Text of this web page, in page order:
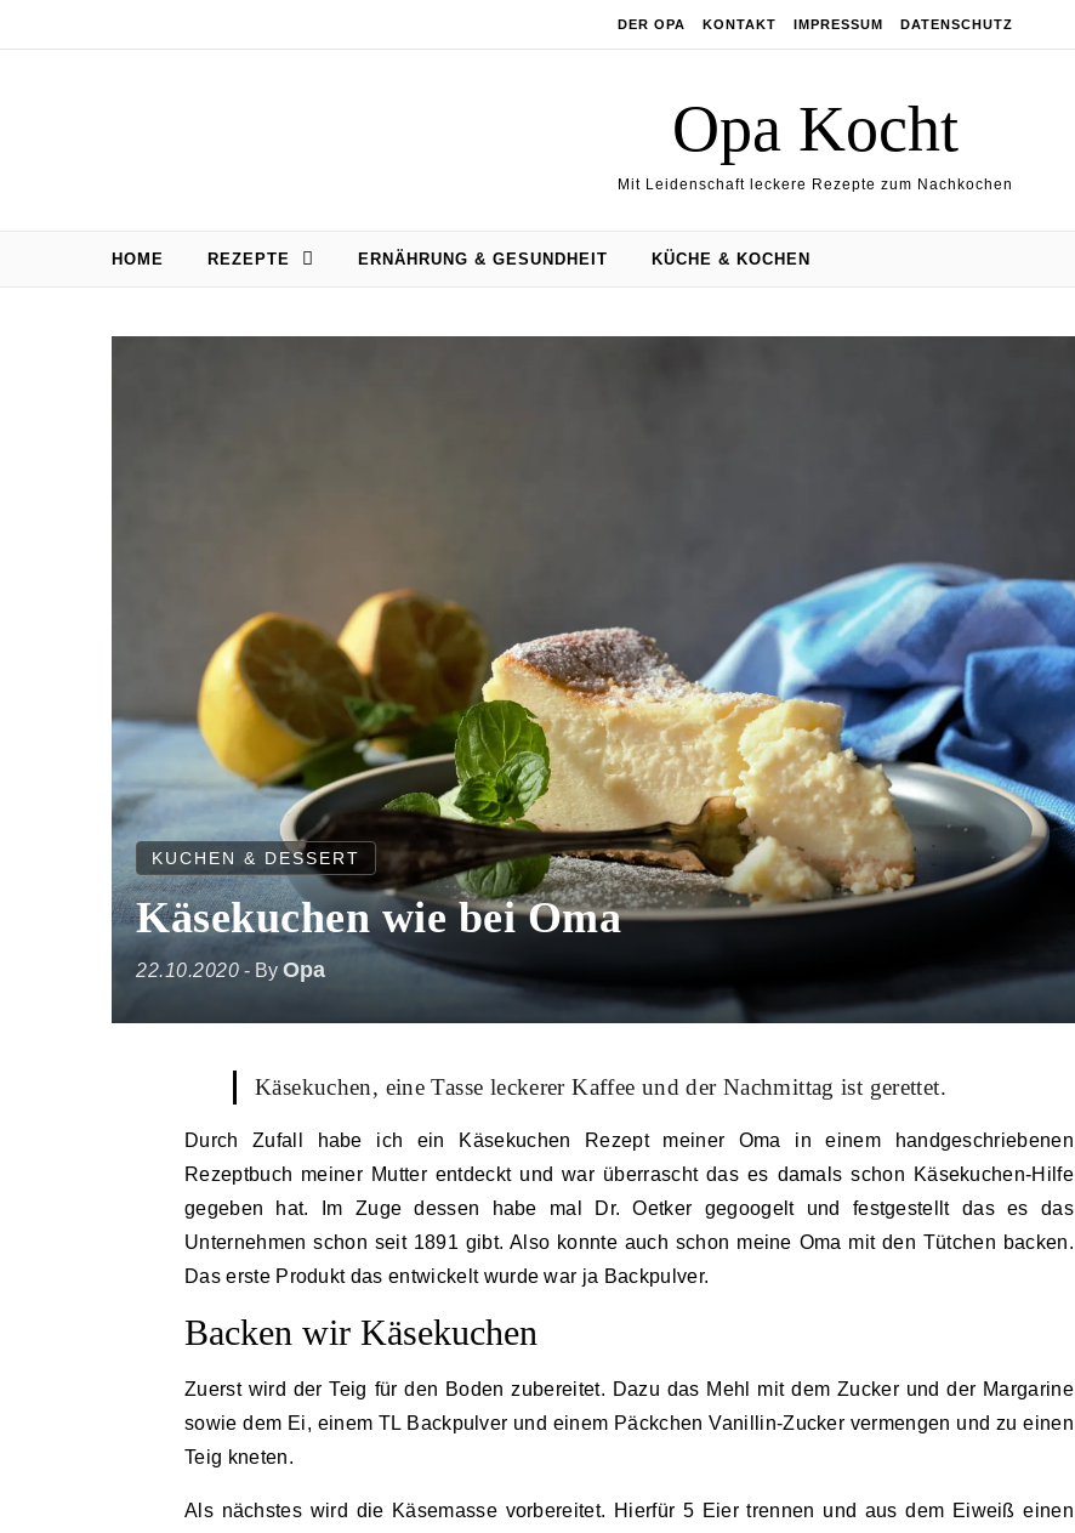
DER OPA KONTAKT IMPRESSUM DATENSCHUTZ
Opa Kocht
Mit Leidenschaft leckere Rezepte zum Nachkochen
HOME REZEPTE ERNÄHRUNG & GESUNDHEIT KÜCHE & KOCHEN
KUCHEN & DESSERT
Käsekuchen wie bei Oma
22.10.2020 - By Opa
Käsekuchen, eine Tasse leckerer Kaffee und der Nachmittag ist gerettet.
Durch Zufall habe ich ein Käsekuchen Rezept meiner Oma in einem handgeschriebenen
Rezeptbuch meiner Mutter entdeckt und war überrascht das es damals schon Käsekuchen-Hilfe
gegeben hat. Im Zuge dessen habe mal Dr. Oetker gegoogelt und festgestellt das es das
Unternehmen schon seit 1891 gibt. Also konnte auch schon meine Oma mit den Tütchen backen.
Das erste Produkt das entwickelt wurde war ja Backpulver.
Backen wir Käsekuchen
Zuerst wird der Teig für den Boden zubereitet. Dazu das Mehl mit dem Zucker und der Margarine
sowie dem Ei, einem TL Backpulver und einem Päckchen Vanillin-Zucker vermengen und zu einen
Teig kneten.
Als nächstes wird die Käsemasse vorbereitet. Hierfür 5 Eier trennen und aus dem Eiweiß einen